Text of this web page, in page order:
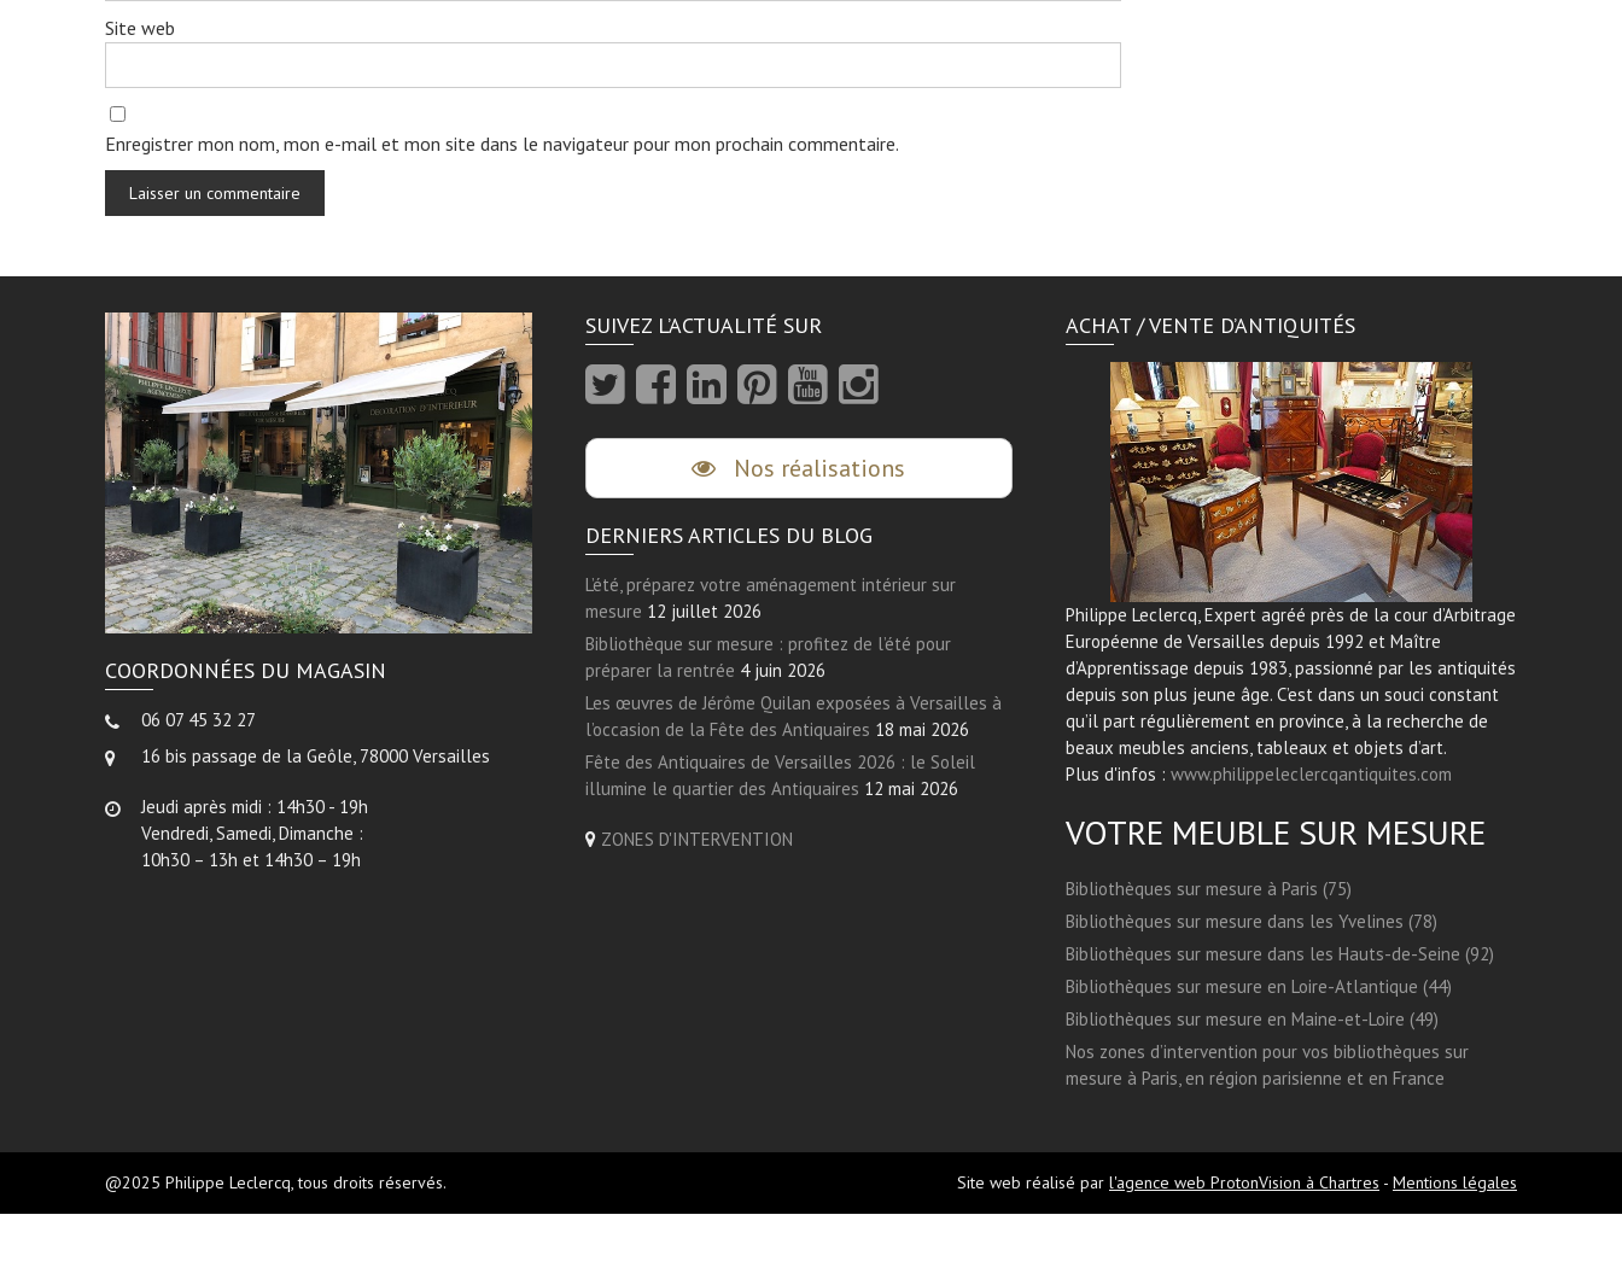
Site web
Enregistrer mon nom, mon e-mail et mon site dans le navigateur pour mon prochain commentaire.
COORDONNÉES DU MAGASIN
06 07 45 32 27
16 bis passage de la Geôle, 78000 Versailles
Jeudi après midi : 14h30 - 19h
Vendredi, Samedi, Dimanche :
10h30 – 13h et 14h30 – 19h
SUIVEZ L’ACTUALITÉ SUR
Nos réalisations
DERNIERS ARTICLES DU BLOG
L’été, préparez votre aménagement intérieur sur
mesure 12 juillet 2026
Bibliothèque sur mesure : profitez de l’été pour
préparer la rentrée 4 juin 2026
Les œuvres de Jérôme Quilan exposées à Versailles à
l’occasion de la Fête des Antiquaires 18 mai 2026
Fête des Antiquaires de Versailles 2026 : le Soleil
illumine le quartier des Antiquaires 12 mai 2026
ZONES D'INTERVENTION
ACHAT / VENTE D’ANTIQUITÉS
Philippe Leclercq, Expert agréé près de la cour d’Arbitrage
Européenne de Versailles depuis 1992 et Maître
d’Apprentissage depuis 1983, passionné par les antiquités
depuis son plus jeune âge. C’est dans un souci constant
qu’il part régulièrement en province, à la recherche de
beaux meubles anciens, tableaux et objets d’art.
Plus d'infos : www.philippeleclercqantiquites.com
VOTRE MEUBLE SUR MESURE
Bibliothèques sur mesure à Paris (75)
Bibliothèques sur mesure dans les Yvelines (78)
Bibliothèques sur mesure dans les Hauts-de-Seine (92)
Bibliothèques sur mesure en Loire-Atlantique (44)
Bibliothèques sur mesure en Maine-et-Loire (49)
Nos zones d’intervention pour vos bibliothèques sur
mesure à Paris, en région parisienne et en France
@2025 Philippe Leclercq, tous droits réservés. Site web réalisé par l'agence web ProtonVision à Chartres - Mentions légales